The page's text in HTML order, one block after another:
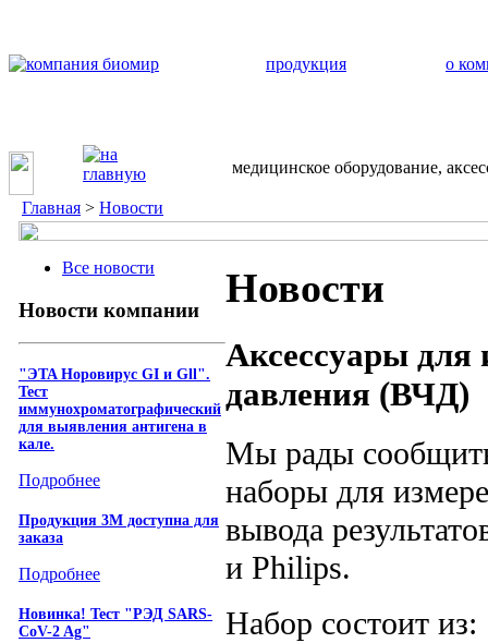
продукция о
медицинское оборудование,
Главная > Новости
Все новости
Новости компании
"ЭTA Hopoвиpyc GI и Gll".
Тест
иммунохроматографический
для выявления антигена в
кале.
Подробнее
Продукция 3М доступна для
заказа
Подробнее
Новинка! Тест "РЭД SARS-
CoV-2 Ag"
Новости
Аксессуары для
давления (ВЧД)
Мы рады
наборы для
вывода
и Philips.
Набор состоит из: